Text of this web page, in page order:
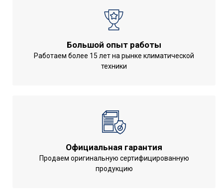
2150
Срок службы
5 лет
Защита от
домом
16.8
Эффективен для помещ.
площадью до
10
Вытяжной
Большой опыт работы
Работаем более 15 лет на рынке климатической
техники
Официальная гарантия
Продаем оригинальную сертифицированную
продукцию